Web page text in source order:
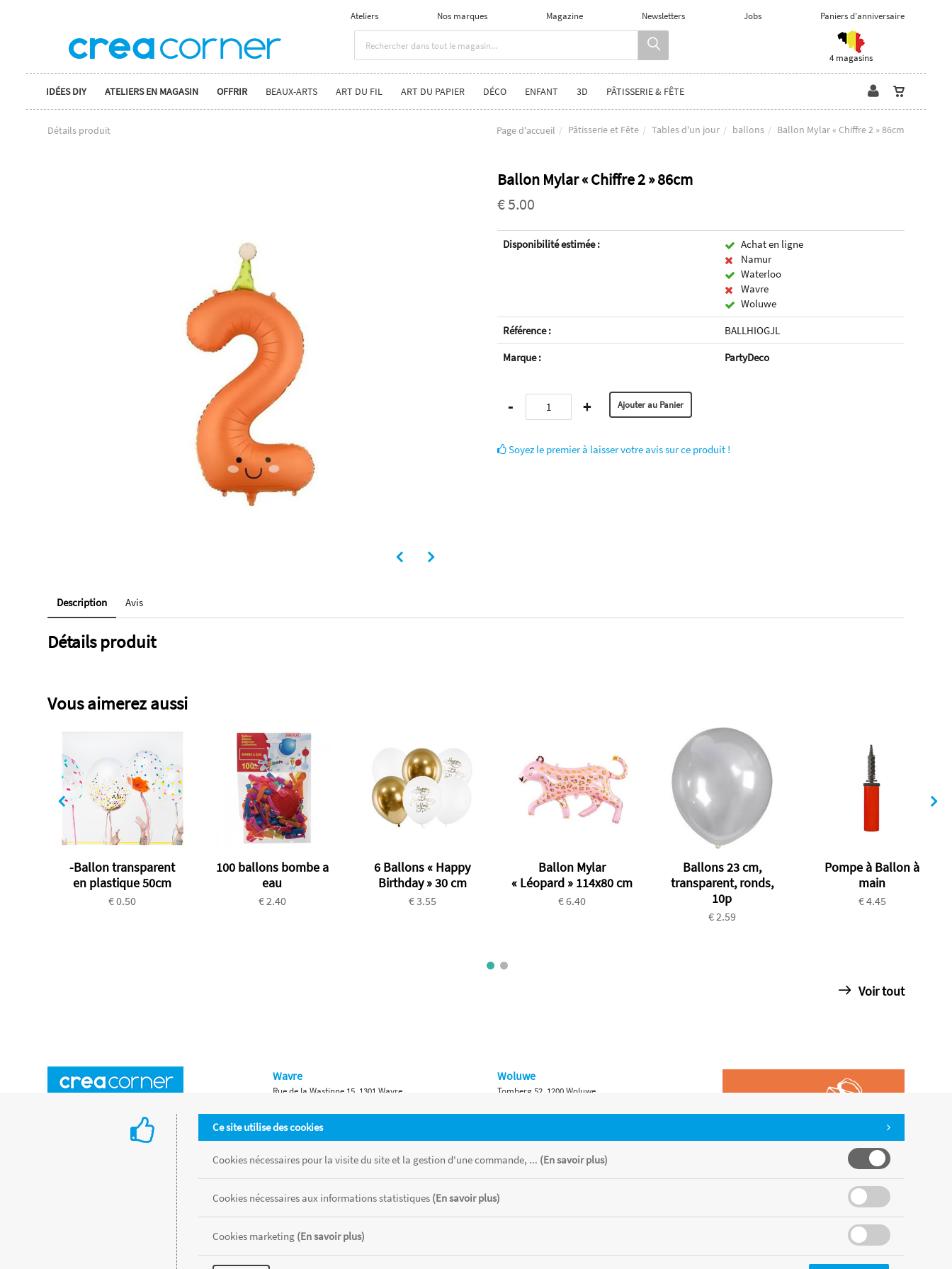
Ateliers Nos marques Magazine Newsletters Jobs Paniers d'anniversaire
4 magasins
IDÉES DIY ATELIERS EN MAGASIN OFFRIR BEAUX-ARTS ART DU FIL ART DU PAPIER DÉCO ENFANT 3D PÂTISSERIE & FÊTE
Détails produit Page d'accueil Pâtisserie et Fête Tables d'un jour ballons Ballon Mylar « Chiffre 2 » 86cm
Ballon Mylar « Chiffre 2 » 86cm
€ 5.00
Disponibilité estimée :
Achat en ligne
Namur
Waterloo
Wavre
Woluwe
Référence :
BALLHIOGJL
Marque :
PartyDeco
- +
Soyez le premier à laisser votre avis sur ce produit !
Description Avis
Détails produit
Vous aimerez aussi
-Ballon transparent
en plastique 50cm
€ 0.50
100 ballons bombe a
eau
€ 2.40
6 Ballons « Happy
Birthday » 30 cm
€ 3.55
Ballon Mylar
« Léopard » 114x80 cm
€ 6.40
Ballons 23 cm,
transparent, ronds,
10p
€ 2.59
Pompe à Ballon à
main
€ 4.45
Voir tout
Ce site utilise des cookies
Cookies nécessaires pour la visite du site et la gestion d'une commande, ... (En savoir plus)
Cookies nécessaires aux informations statistiques (En savoir plus)
Cookies marketing (En savoir plus)
Wavre
Rue de la Wastinne 15, 1301 Wavre
Waterloo
Chaussée de Bruxelles 315, 1410 Waterloo
Woluwe
Tomberg 52, 1200 Woluwe
Namur
Tous les produits sont vendus dans la limite des stocks disponibles de chaque magasin, toutes taxes comprises.